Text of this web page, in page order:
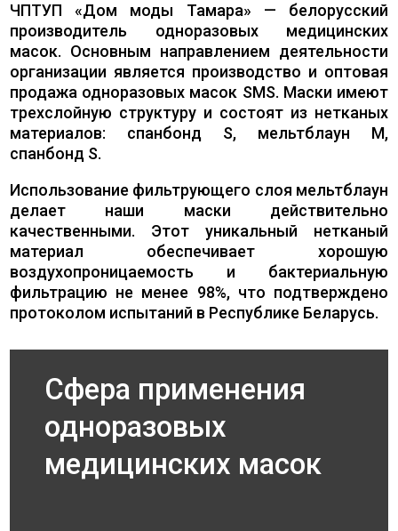
ЧПТУП «Дом моды Тамара» — белорусский
производитель одноразовых медицинских
масок. Основным направлением деятельности
организации является производство и оптовая
продажа одноразовых масок SMS. Маски имеют
трехслойную структуру и состоят из нетканых
материалов: спанбонд S, мельтблаун M,
спанбонд S.
Использование фильтрующего слоя мельтблаун
делает наши маски действительно
качественными. Этот уникальный нетканый
материал обеспечивает хорошую
воздухопроницаемость и бактериальную
фильтрацию не менее 98%, что подтверждено
протоколом испытаний в Республике Беларусь.
Сфера применения
одноразовых
медицинских масок